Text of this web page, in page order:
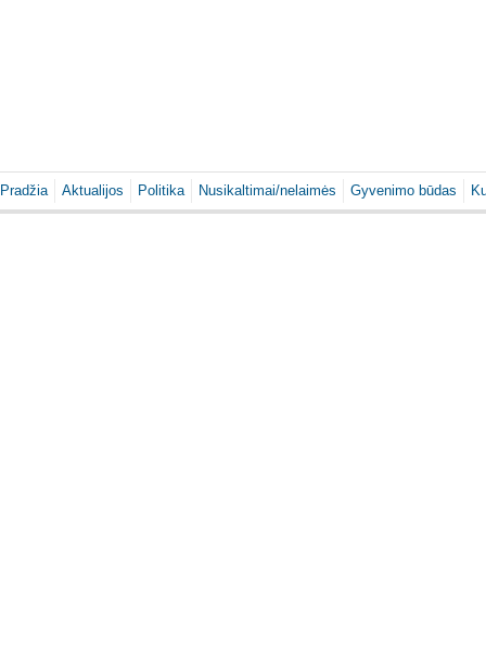
Pradžia Aktualijos Politika Nusikaltimai/nelaimės Gyvenimo būdas